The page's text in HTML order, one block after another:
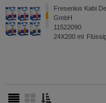
Fresenius Kabi
GmbH
11522090
24X200 ml